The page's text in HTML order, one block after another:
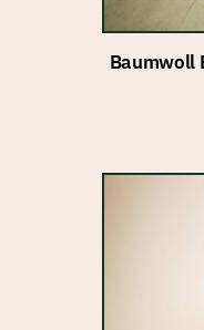
Baumwoll